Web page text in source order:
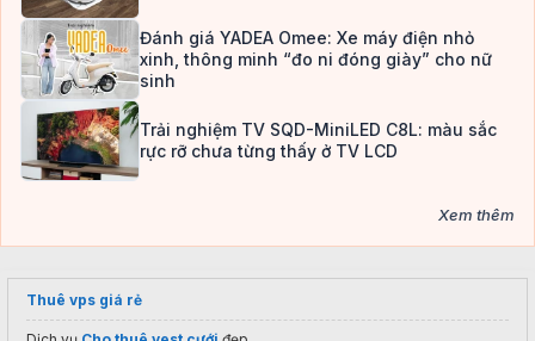
Đánh giá YADEA Omee: Xe máy điện nhỏ
xinh, thông minh “đo ni đóng giày” cho nữ
sinh
Trải nghiệm TV SQD-MiniLED C8L: màu sắc
rực rỡ chưa từng thấy ở TV LCD
Xem thêm
Thuê vps giá rẻ